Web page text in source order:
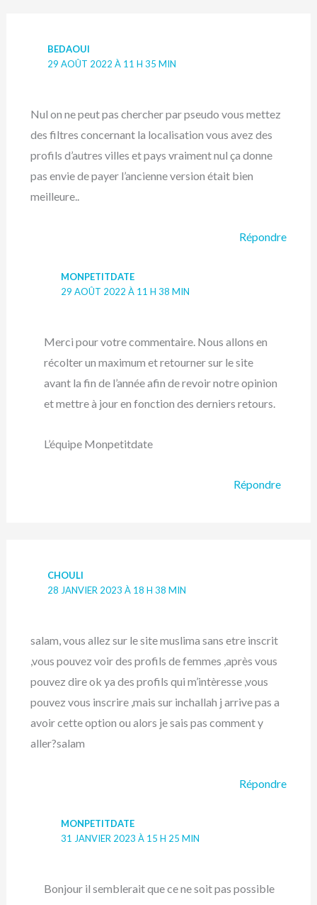
BEDAOUI
29 AOÛT 2022 À 11 H 35 MIN
Nul on ne peut pas chercher par pseudo vous mettez
des filtres concernant la localisation vous avez des
profils d’autres villes et pays vraiment nul ça donne
pas envie de payer l’ancienne version était bien
meilleure..
Répondre
MONPETITDATE
29 AOÛT 2022 À 11 H 38 MIN
Merci pour votre commentaire. Nous allons en
récolter un maximum et retourner sur le site
avant la fin de l’année afin de revoir notre opinion
et mettre à jour en fonction des derniers retours.
L’équipe Monpetitdate
Répondre
CHOULI
28 JANVIER 2023 À 18 H 38 MIN
salam, vous allez sur le site muslima sans etre inscrit
,vous pouvez voir des profils de femmes ,après vous
pouvez dire ok ya des profils qui m’intèresse ,vous
pouvez vous inscrire ,mais sur inchallah j arrive pas a
avoir cette option ou alors je sais pas comment y
aller?salam
Répondre
MONPETITDATE
31 JANVIER 2023 À 15 H 25 MIN
Bonjour il semblerait que ce ne soit pas possible